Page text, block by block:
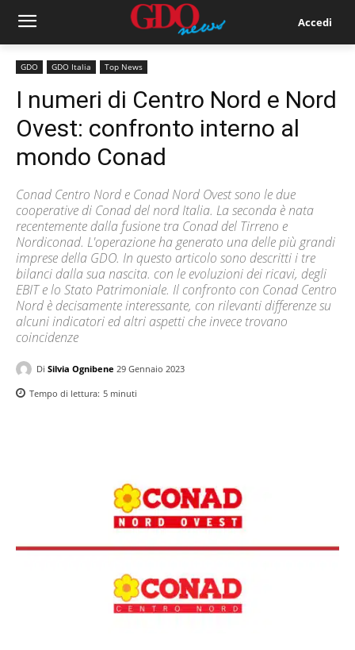
Accedi
GDO GDO Italia Top News
I numeri di Centro Nord e Nord
Ovest: confronto interno al
mondo Conad
Conad Centro Nord e Conad Nord Ovest sono le due
cooperative di Conad del nord Italia. La seconda è nata
recentemente dalla fusione tra Conad del Tirreno e
Nordiconad. L'operazione ha generato una delle più grandi
imprese della GDO. In questo articolo sono descritti i tre
bilanci dalla sua nascita. con le evoluzioni dei ricavi, degli
EBIT e lo Stato Patrimoniale. Il confronto con Conad Centro
Nord è decisamente interessante, con rilevanti differenze su
alcuni indicatori ed altri aspetti che invece trovano
coincidenze
Di Silvia Ognibene 29 Gennaio 2023
Tempo di lettura: 5 minuti